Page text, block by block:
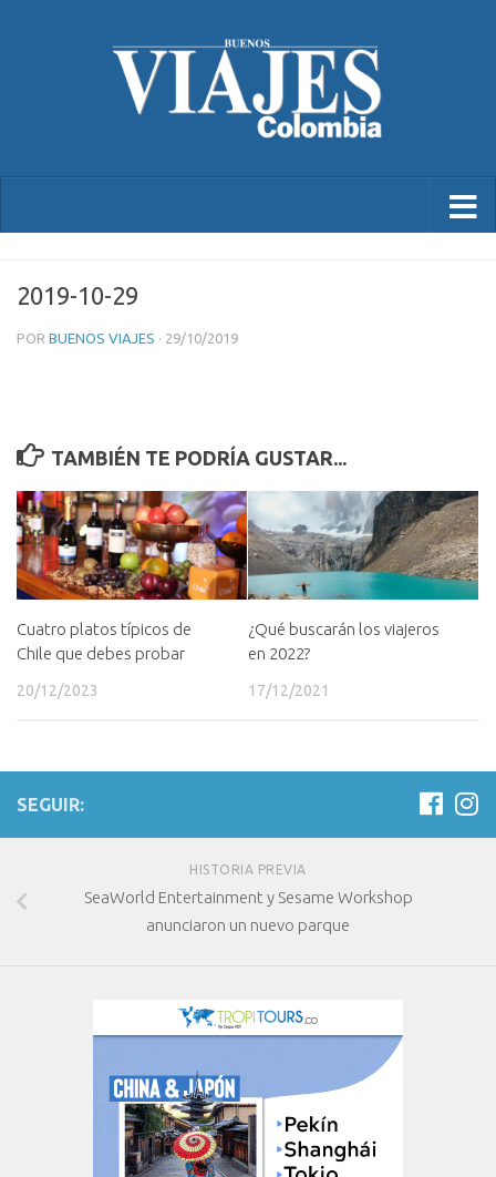
2019-10-29
POR BUENOS VIAJES · 29/10/2019
TAMBIÉN TE PODRÍA GUSTAR...
Cuatro platos típicos de
Chile que debes probar
20/12/2023
¿Qué buscarán los viajeros
en 2022?
17/12/2021
SEGUIR:
HISTORIA PREVIA
SeaWorld Entertainment y Sesame Workshop
anunciaron un nuevo parque